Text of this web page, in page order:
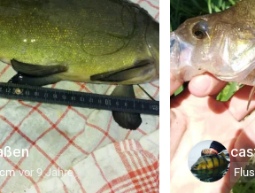
vor 9 Jahre